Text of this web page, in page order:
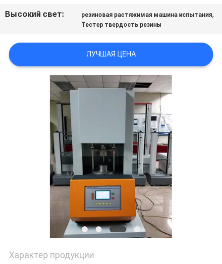
VR
КАРТА
PRIVACY
Высокий свет: резиновая растяжимая машина испытания,
Тестер твердость резины
ЛУЧШАЯ ЦЕНА
Характер продукции